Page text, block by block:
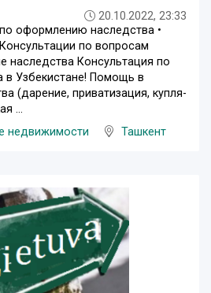
20.10.2022, 23:33
по оформлению наследства •
по вопросам
наследства Консультация по
в Узбекистане! Помощь в
(дарение, приватизация, купля-
...
недвижимости
Ташкент